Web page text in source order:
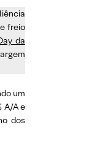
freio
da
um
A/A e
dos